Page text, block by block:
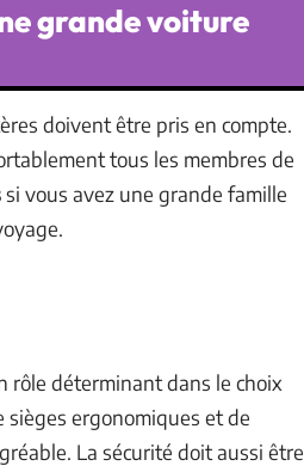
grande voiture
doivent être pris en compte.
tous les membres de
si vous avez une grande famille
rôle déterminant dans le choix
sièges ergonomiques et de
La sécurité doit aussi être